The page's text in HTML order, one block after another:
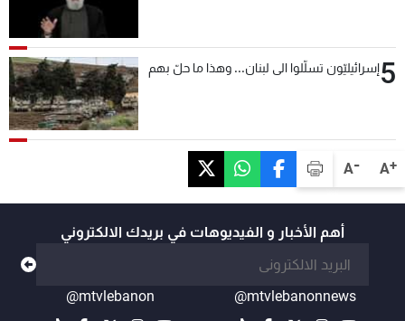
A+
A-
5إسرائيليّون تسلّلوا الى لبنان... وهذا ما حلّ بهم
أهم الأخبار و الفيديوهات في بريدك الالكتروني
@mtvlebanonnews
@mtvlebanon